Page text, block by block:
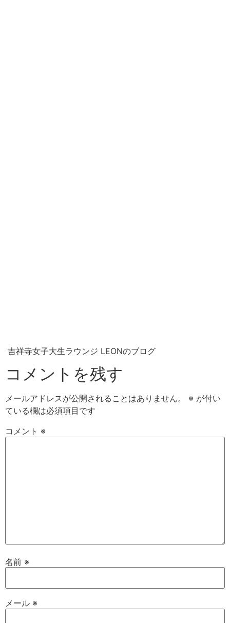
吉祥寺女子大生ラウンジ LEONのブログ
コメントを残す
メールアドレスが公開されることはありません。 ※ が付い
ている欄は必須項目です
コメント ※
名前 ※
メール ※